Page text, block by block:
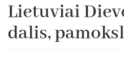
Lietuviai
dalis,